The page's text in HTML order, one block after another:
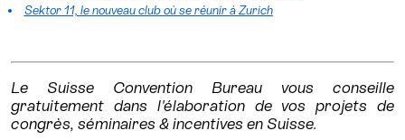
Sektor 11, le nouveau club où se réunir à Zurich
Le Suisse Convention Bureau vous conseille
gratuitement dans l'élaboration de vos projets de
congrès, séminaires & incentives en Suisse.